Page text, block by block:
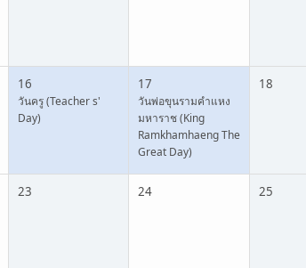
16
วันครู (Teacher s'
Day)
17
วันพ่อขุนรามคำแหง
มหาราช (King
Ramkhamhaeng The
Great Day)
18
23 24 25